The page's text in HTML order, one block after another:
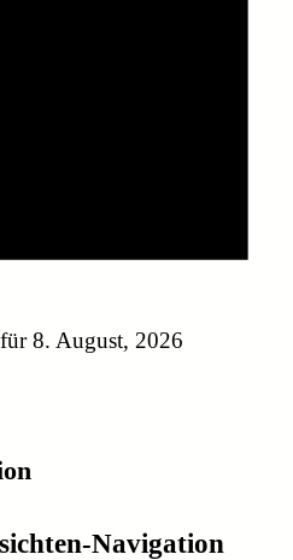
8. August, 2026
Navigation